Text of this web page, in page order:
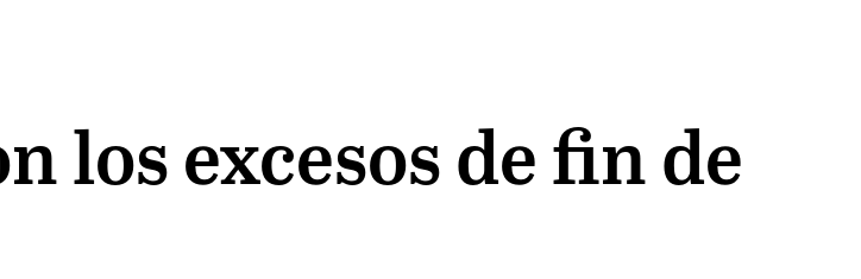
los excesos de fin de